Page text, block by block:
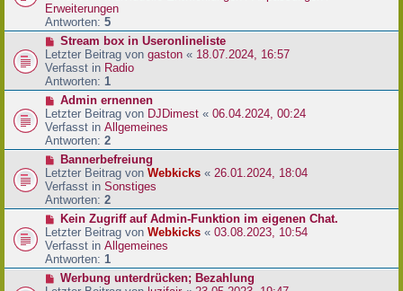
t
r
a
g
e
r
B
e
i
t
r
a
g
Erweiterungen
Antworten: 5
N
e
u
e
r
B
e
i
t
a
g
Stream box in Useronlineliste
Letzter Beitrag von gaston « 18.07.2024, 16:57
Verfasst in Radio
Antworten: 1
N
e
u
e
r
B
e
i
t
a
g
Admin ernennen
Letzter Beitrag von DJDimest « 06.04.2024, 00:24
Verfasst in Allgemeines
Antworten: 2
N
e
u
e
r
B
e
i
t
Bannerbefreiung
Letzter Beitrag von Webkicks « 26.01.2024, 18:04
Verfasst in Sonstiges
Antworten: 2
N
e
u
e
r
B
Kein Zugriff auf Admin-Funktion im eigenen Chat.
Letzter Beitrag von Webkicks « 03.08.2023, 10:54
Verfasst in Allgemeines
Antworten: 1
NWerbung unterdrücken; Bezahlung